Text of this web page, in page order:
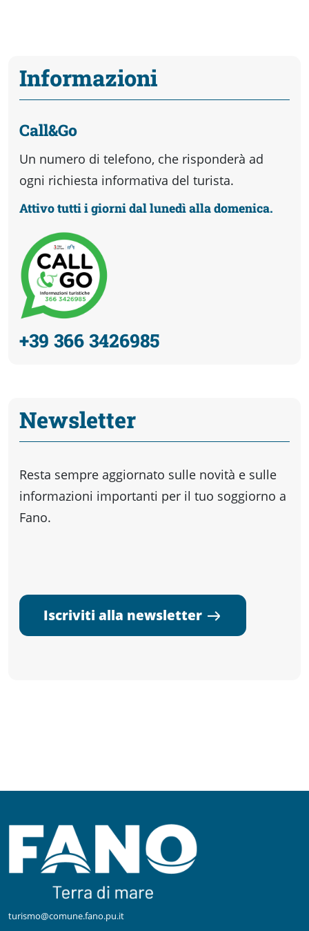
Informazioni
Call&Go
Un numero di telefono, che risponderà ad
ogni richiesta informativa del turista.
Attivo tutti i giorni dal lunedì alla domenica.
+39 366 3426985
Newsletter
Resta sempre aggiornato sulle novità e sulle
informazioni importanti per il tuo soggiorno a
Fano.
Iscriviti alla newsletter
turismo@comune.fano.pu.it